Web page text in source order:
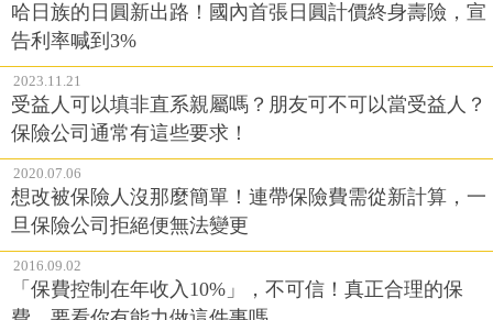
哈日族的日圓新出路！國內首張日圓計價終身壽險，宣
告利率喊到3%
2023.11.21
受益人可以填非直系親屬嗎？朋友可不可以當受益人？
保險公司通常有這些要求！
2020.07.06
想改被保險人沒那麼簡單！連帶保險費需從新計算，一
旦保險公司拒絕便無法變更
2016.09.02
「保費控制在年收入10%」，不可信！真正合理的保